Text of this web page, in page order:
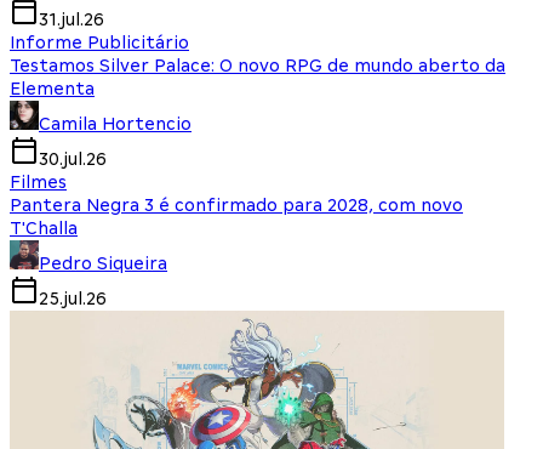
31.jul.26
Informe Publicitário
Testamos Silver Palace: O novo RPG de mundo aberto da
Elementa
Camila Hortencio
30.jul.26
Filmes
Pantera Negra 3 é confirmado para 2028, com novo
T'Challa
Pedro Siqueira
25.jul.26